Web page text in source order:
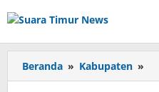
ke
Beranda » Kabupaten »